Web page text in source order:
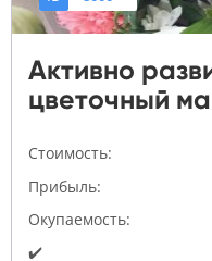
Активно
цветочный
Стоимость:
Прибыль:
Окупаемость:
✔️